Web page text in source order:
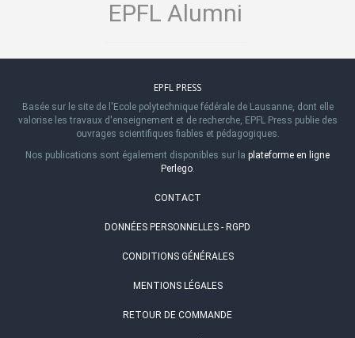
EPFL Alumni
EPFL PRESS
Basée sur le site de l'Ecole polytechnique fédérale de Lausanne, dont elle
valorise les travaux d'enseignement et de recherche, EPFL Press publie des
ouvrages scientifiques fiables et pédagogiques.
Nos publications sont également disponibles sur la plateforme en ligne
Perlego.
CONTACT
DONNÉES PERSONNELLES - RGPD
CONDITIONS GÉNÉRALES
MENTIONS LÉGALES
RETOUR DE COMMANDE